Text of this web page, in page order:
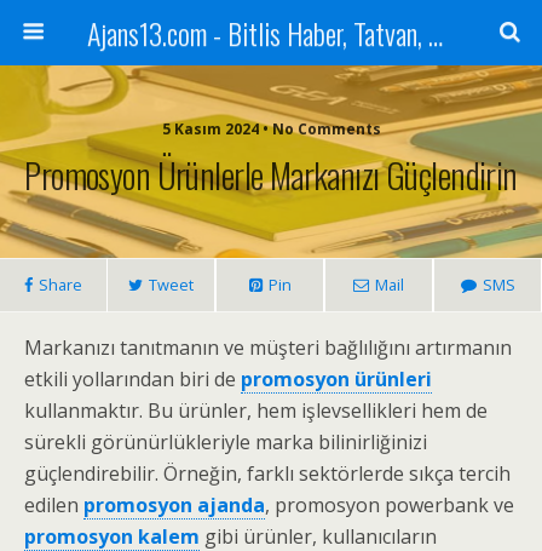
Ajans13.com - Bitlis Haber, Tatvan, Ahlat, Adilcevaz, Mutki, Hizan, Güroymak, Gazete, Ajans, 13, Haber
5 Kasım 2024 • No Comments
Promosyon Ürünlerle Markanızı Güçlendirin
Share Tweet Pin Mail SMS
Markanızı tanıtmanın ve müşteri bağlılığını artırmanın
etkili yollarından biri de promosyon ürünleri
kullanmaktır. Bu ürünler, hem işlevsellikleri hem de
sürekli görünürlükleriyle marka bilinirliğinizi
güçlendirebilir. Örneğin, farklı sektörlerde sıkça tercih
edilen promosyon ajanda, promosyon powerbank ve
promosyon kalem gibi ürünler, kullanıcıların